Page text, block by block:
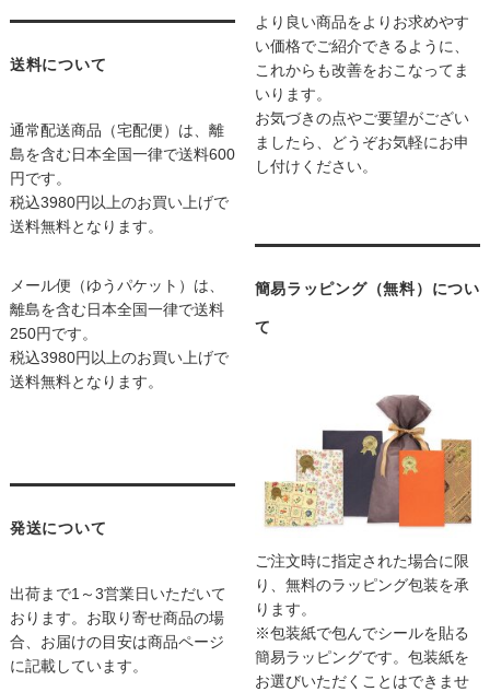
送料について
通常配送商品（宅配便）は、離
島を含む日本全国一律で送料600
円です。
税込3980円以上のお買い上げで
送料無料となります。
メール便（ゆうパケット）は、
離島を含む日本全国一律で送料
250円です。
税込3980円以上のお買い上げで
送料無料となります。
発送について
出荷まで1～3営業日いただいて
おります。お取り寄せ商品の場
合、お届けの目安は商品ページ
に記載しています。
より良い商品をよりお求めやす
い価格でご紹介できるように、
これからも改善をおこなってま
いります。
お気づきの点やご要望がござい
ましたら、どうぞお気軽にお申
し付けください。
簡易ラッピング（無料）につい
て
ご注文時に指定された場合に限
り、無料のラッピング包装を承
ります。
※包装紙で包んでシールを貼る
簡易ラッピングです。包装紙を
お選びいただくことはできませ